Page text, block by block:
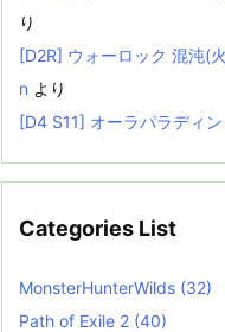
り
[D2R] ウォーロック 混沌(
n より
[D4 S11] オーラパラディ
Categories List
MonsterHunterWilds (32)
Path of Exile 2 (40)